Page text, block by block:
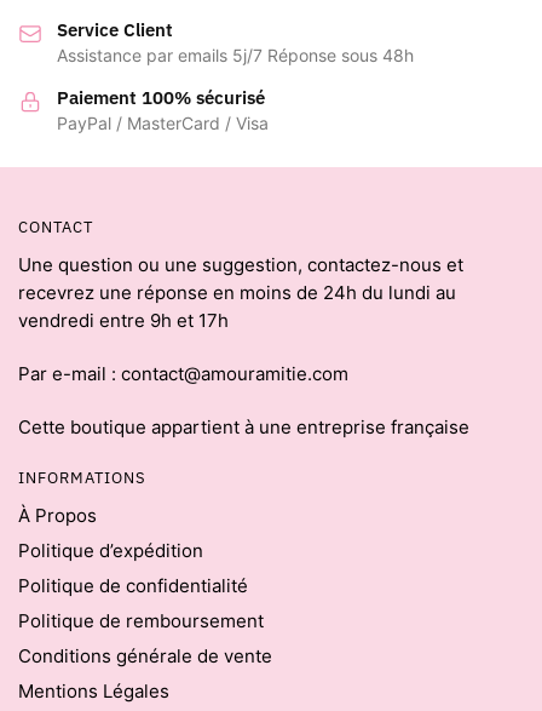
Service Client
Assistance par emails 5j/7 Réponse sous 48h
Paiement 100% sécurisé
PayPal / MasterCard / Visa
CONTACT
Une question ou une suggestion, contactez-nous et
recevrez une réponse en moins de 24h du lundi au
vendredi entre 9h et 17h
Par e-mail : contact@amouramitie.com
Cette boutique appartient à une entreprise française
INFORMATIONS
À Propos
Politique d’expédition
Politique de confidentialité
Politique de remboursement
Conditions générale de vente
Mentions Légales